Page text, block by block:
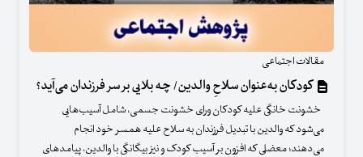
مقالات اجتماعی
کودکان به‌عنوان سلاحِ والدین/ چه بلایی بر سر فرزندان می‌آید؟
خشونت خانگی علیه کودکان ورای خشونت جسمی، شامل آسیب‌هایی
می‌شود که والدین با تبدیل فرزندان به سلاح علیه همسر خود انجام
می‌دهند؛ معضلی که افزون بر آسیب‌ کودک و نیز بیگانگی با والدین، پیامدهای